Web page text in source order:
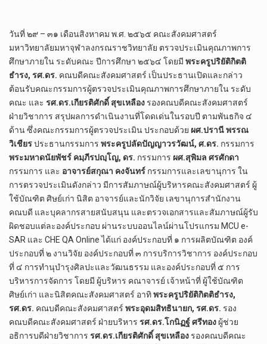
วันที่ ๒๙ – ๓๑ เดือนสิงหาคม พ.ศ. ๒๕๖๕ คณะสังคมศาสตร์
มหาวิทยาลัยมหาจุฬาลงกรณราชวิทยาลัย ตรวจประเมินคุณภาพการ
ศึกษาภายใน ระดับคณะ ปีการศึกษา ๒๕๖๔ โดยมี พระครูปริยัติกิตติ
ธำรง, รศ.ดร. คณบดีคณะสังคมศาสตร์ เป็นประธานเปิดและกล่าว
ต้อนรับคณะกรรมการผู้ตรวจประเมินคุณภาพการศึกษาภายใน ระดับ
คณะ และ รศ.ดร.เกียรติศักดิ์ สุขเหลือง รองคณบดีคณะสังคมศาสตร์
ฝ่ายวิชาการ สรุปผลการดำเนินงานที่โดดเด่นในรอบปี ตามพันธกิจ ๔
ด้าน ซึ่งคณะกรรมการผู้ตรวจประเมิน ประกอบด้วย ผศ.ปรานี พรรณ
วิเชียรประธานกรรมการ พระครูปลัดปัญญาวรวัฒน์, ศ.ดร. กรรมการ
พระมหาดนัยพัชร์ คมฺภีรปญฺโญ, ดร. กรรมการ ผศ.สุพิมล ศรศักดา
กรรมการ และ อาจารย์สกุณา คงจันทร์ กรรมการและเลขานุการ ใน
การตรวจประเมินดังกล่าว มีการสัมภาษณ์ผู้บริหารคณะสังคมศาสตร์ ผู้
ใช้บัณฑิต ศิษย์เก่า นิสิต อาจารย์และนักวิจัย เลขานุการสำนักงาน
คณบดี และบุคลากรสายสนับสนุน และตรวจเอกสารและสัมภาษณ์ผู้รับ
ผิดชอบแต่ละองค์ประกอบ ผ่านระบบออนไลน์ผ่านโปรแกรม MCU e-
SAR และ CHE QA Online ได้แก่ องค์ประกอบที่ ๑ การผลิตบัณฑิต องค์
ประกอบที่ ๒ งานวิจัย องค์ประกอบที่ ๓ การบริการวิชาการ องค์ประกอบ
ที่ ๔ การทำนุบำรุงศิลปะและวัฒนธรรม และองค์ประกอบที่ ๕ การ
บริหารการจัดการ โดยมี ผู้บริหาร คณาจารย์ เจ้าหน้าที่ ผู้ใช้บัณฑิต
ศิษย์เก่า และนิสิตคณะสังคมศาสตร์ อาทิพระครูปริยัติกิตติธำรง,
รศ.ดร. คณบดีคณะสังคมศาสตร์ พระอุดมสิทธินายก, รศ.ดร. รอง
คณบดีคณะสังคมศาสตร์ ฝ่ายบริหาร รศ.ดร.โกนิฏฐ์ ศรีทอง ผู้ช่วย
อธิการบดีฝ่ายวิชาการ รศ.ดร.เกียรติศักดิ์ สุขเหลือง รองคณบดีคณะ